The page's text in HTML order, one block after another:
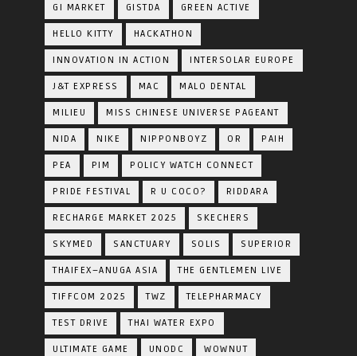
GI MARKET GISTDA GREEN ACTIVE
HELLO KITTY HACKATHON
INNOVATION IN ACTION INTERSOLAR EUROPE
J&T EXPRESS MAC MALO DENTAL
MILIEU MISS CHINESE UNIVERSE PAGEANT
NIDA NIKE NIPPONBOYZ OR PAIH
PEA PIM POLICY WATCH CONNECT
PRIDE FESTIVAL R U COCO? RIDDARA
RECHARGE MARKET 2025 SKECHERS
SKYMED SANCTUARY SOLIS SUPERIOR
THAIFEX–ANUGA ASIA THE GENTLEMEN LIVE
TIFFCOM 2025 TWZ TELEPHARMACY
TEST DRIVE THAI WATER EXPO
ULTIMATE GAME UNODC WOWNUT